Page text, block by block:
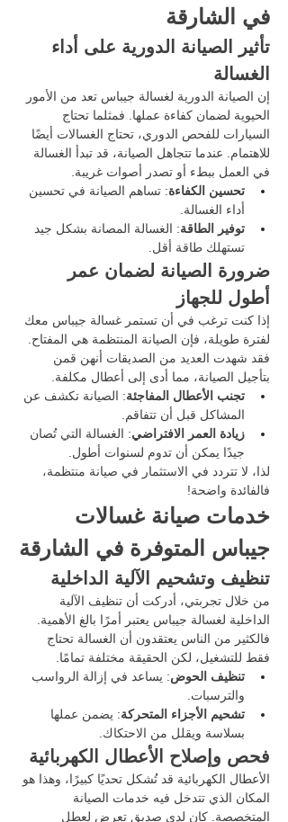
في الشارقة
تأثير الصيانة الدورية على أداء
الغسالة
إن الصيانة الدورية لغسالة جيباس تعد من الأمور
الحيوية لضمان كفاءة عملها. فمثلما تحتاج
السيارات للفحص الدوري، تحتاج الغسالات أيضًا
للاهتمام. عندما تتجاهل الصيانة، قد تبدأ الغسالة
في العمل ببطء أو تصدر أصوات غريبة.
تحسين الكفاءة: تساهم الصيانة في تحسين
أداء الغسالة.
توفير الطاقة: الغسالة المصانة بشكل جيد
تستهلك طاقة أقل.
ضرورة الصيانة لضمان عمر
أطول للجهاز
إذا كنت ترغب في أن تستمر غسالة جيباس معك
لفترة طويلة، فإن الصيانة المنتظمة هي المفتاح.
فقد شهدت العديد من الصديقات أنهن قمن
بتأجيل الصيانة، مما أدى إلى أعطال مكلفة.
تجنب الأعطال المفاجئة: الصيانة تكشف عن
المشاكل قبل أن تتفاقم.
زيادة العمر الافتراضي: الغسالة التي تُصان
جيدًا يمكن أن تدوم لسنوات أطول.
لذا، لا تتردد في الاستثمار في صيانة منتظمة،
فالفائدة واضحة!
خدمات صيانة غسالات
جيباس المتوفرة في الشارقة
تنظيف وتشحيم الآلية الداخلية
من خلال تجربتي، أدركت أن تنظيف الآلية
الداخلية لغسالة جيباس يعتبر أمرًا بالغ الأهمية.
فالكثير من الناس يعتقدون أن الغسالة تحتاج
فقط للتشغيل، لكن الحقيقة مختلفة تمامًا.
تنظيف الحوض: يساعد في إزالة الرواسب
والترسبات.
تشحيم الأجزاء المتحركة: يضمن عملها
بسلاسة ويقلل من الاحتكاك.
فحص وإصلاح الأعطال الكهربائية
الأعطال الكهربائية قد تُشكل تحديًا كبيرًا، وهذا هو
المكان الذي تتدخل فيه خدمات الصيانة
المتخصصة. كان لدي صديق تعرض لعطل